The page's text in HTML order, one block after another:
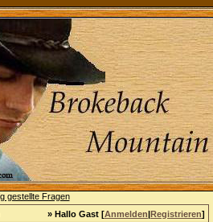
» Hallo Gast [Anmelden|Registrieren]